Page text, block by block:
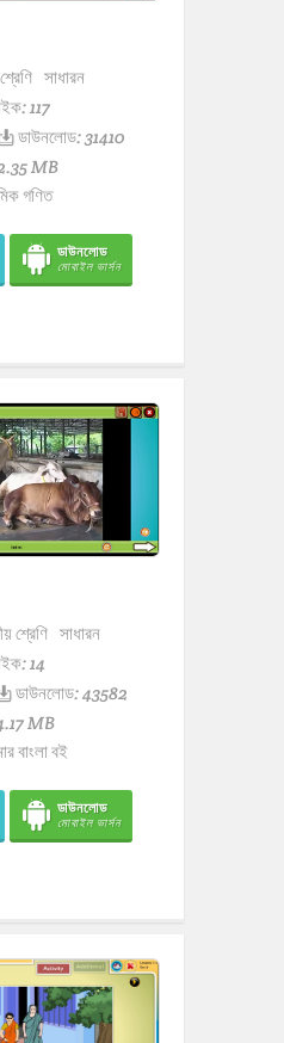
সাধারন
117
ডাউনলোড: 31410
MB
গণিত
ডাউনলোড
মোবাইল ভার্সন
শ্রেণি সাধারন
14
ডাউনলোড: 43582
MB
বাংলা বই
ডাউনলোড
মোবাইল ভার্সন